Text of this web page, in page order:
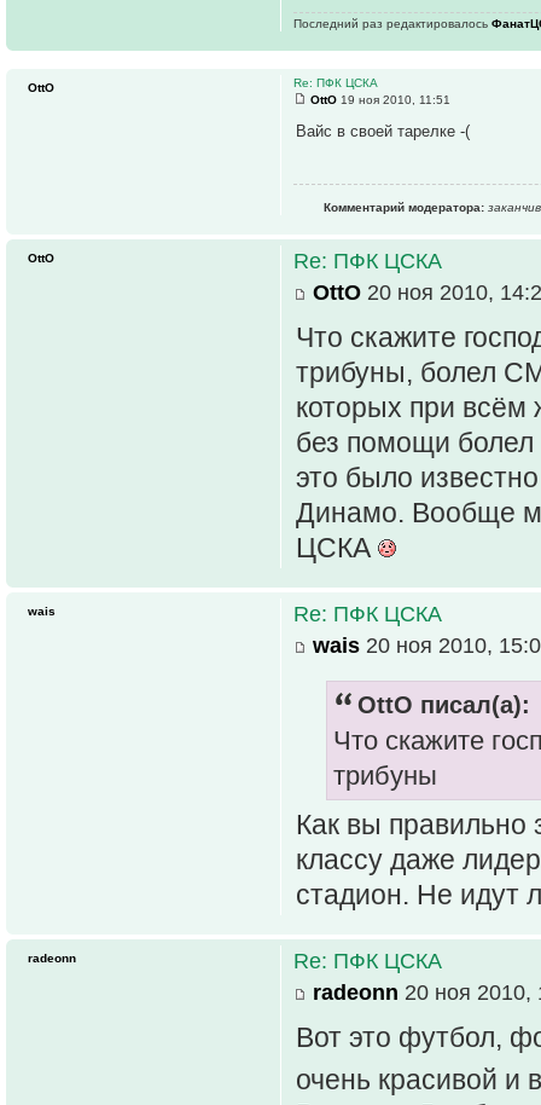
Последний раз редактировалось
Re: ПФК ЦСКА
OttO 19 ноя 2010, 11:51
Вайс в своей тарелке -(
Комментарий модератора:
OttO
Re: ПФК ЦСКА
OttO 20 ноя 2010,
Что скажите
трибуны, болел СМ
которых при всём
без помощи
это было
Динамо. Вообще
ЦСКА
OttO
Re: ПФК ЦСКА
wais 20 ноя 2010,
OttO писал(а):
Что скажите
трибуны
Как вы правильно
классу даже
стадион. Не идут
wais
Re: ПФК ЦСКА
radeonn 20 ноя 2010,
Вот это футбол,
очень красивой и
radeonn